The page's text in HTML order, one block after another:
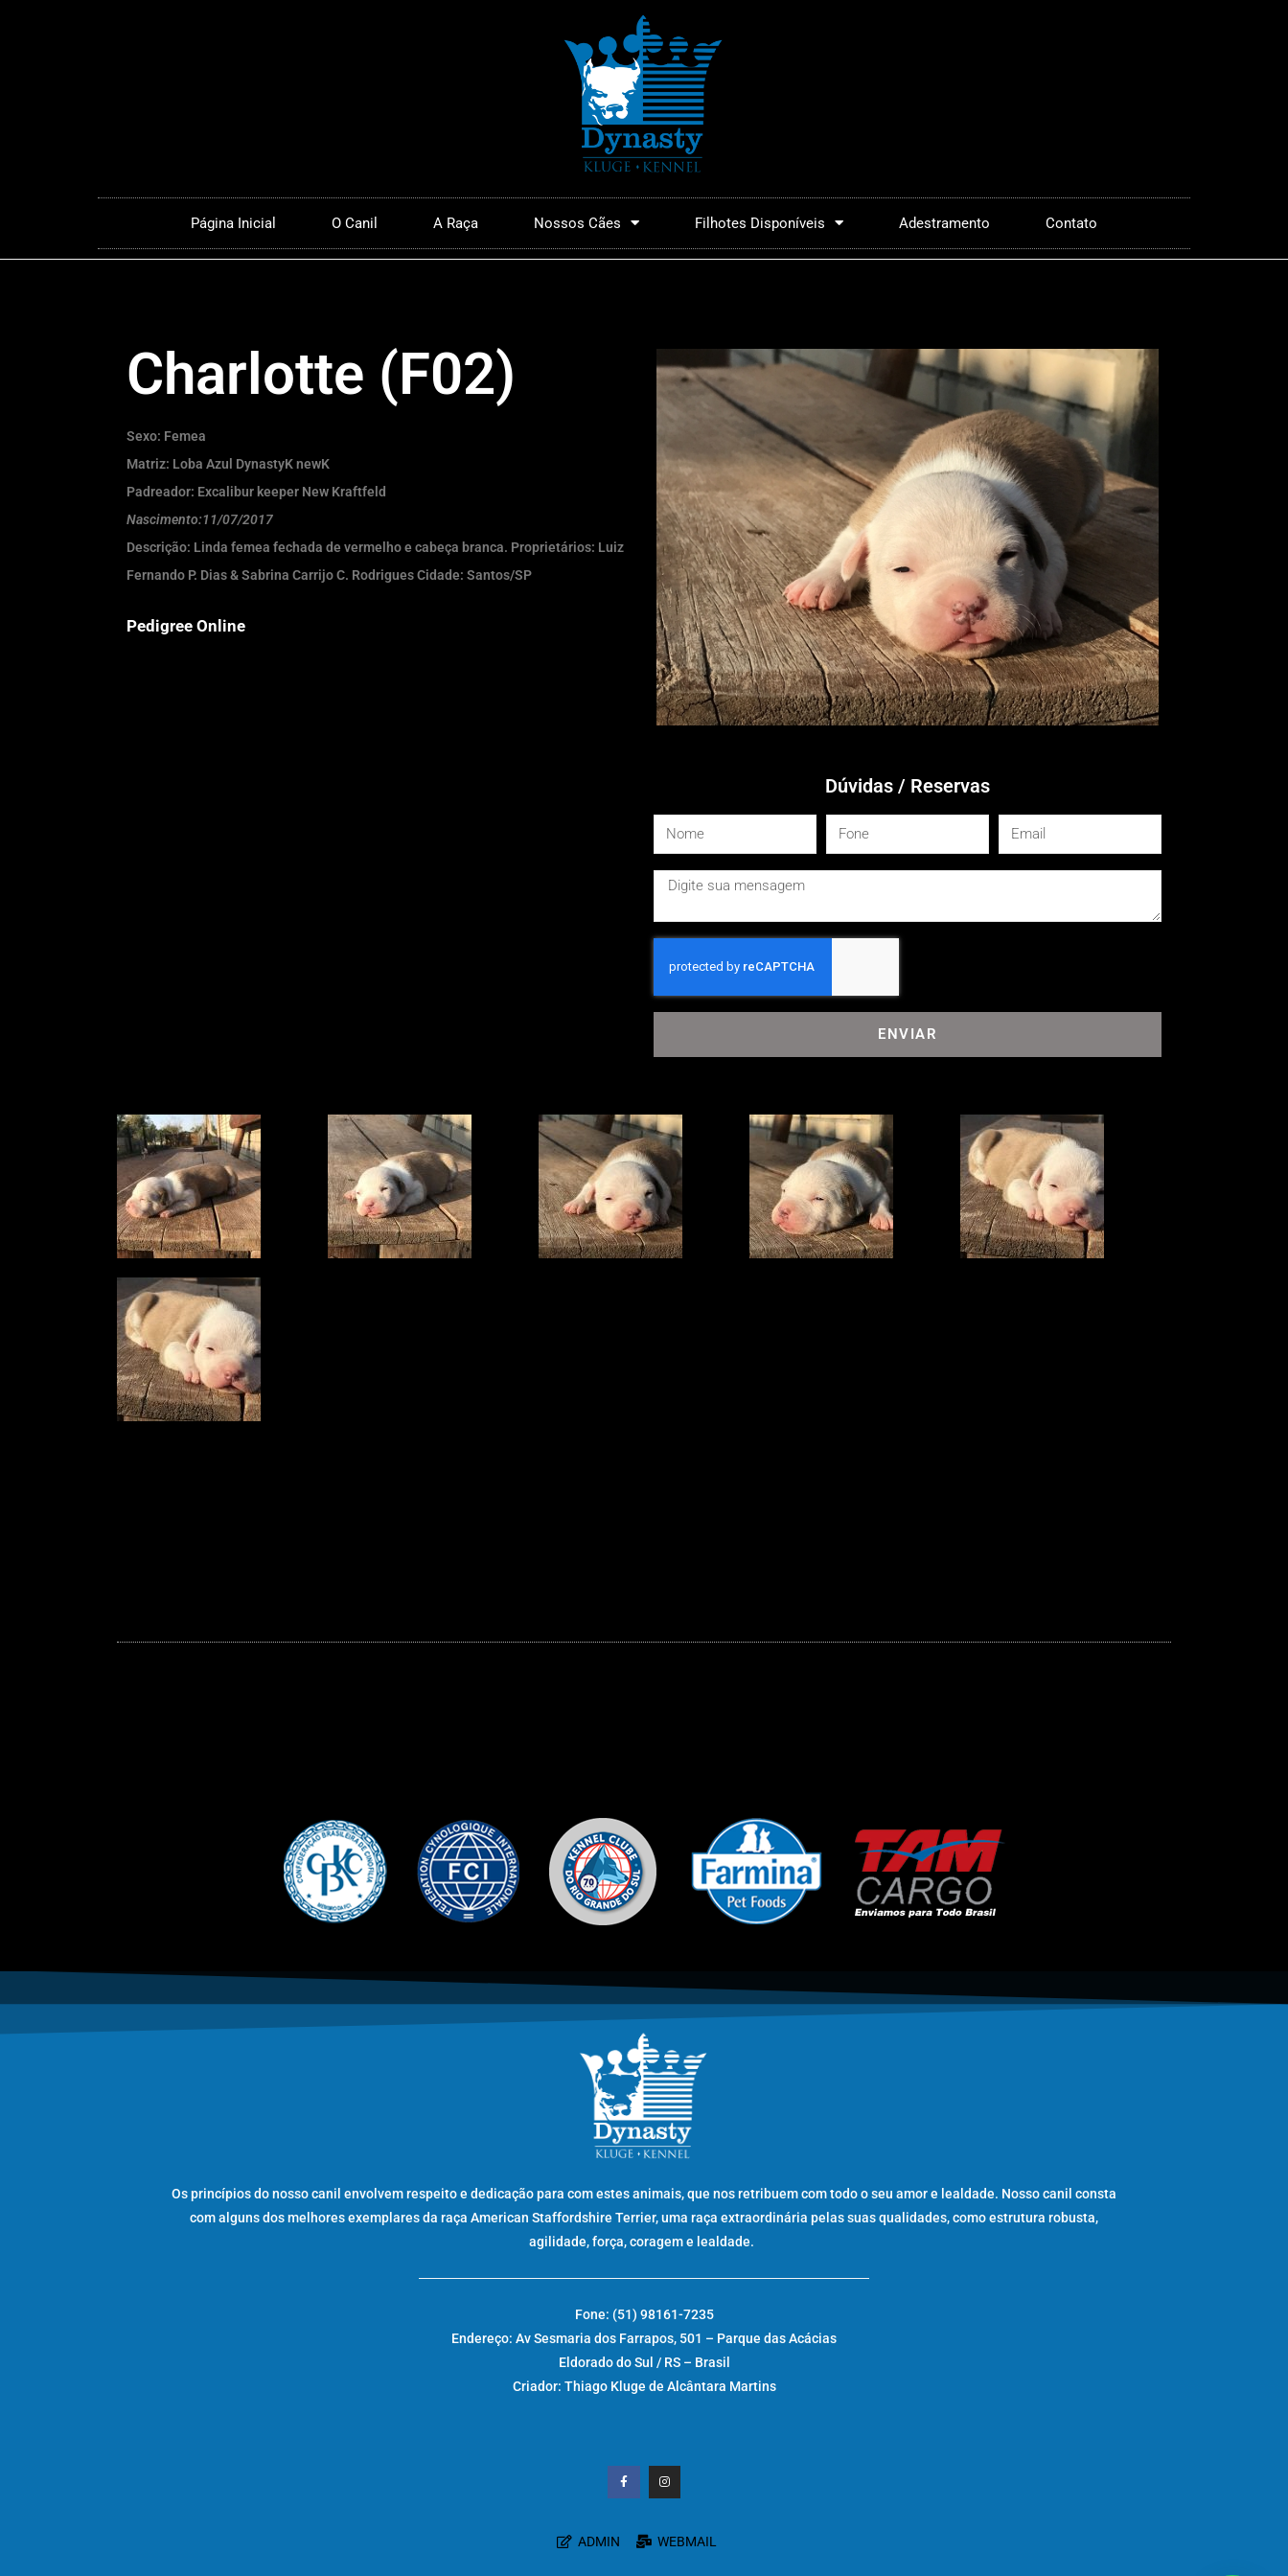
Página Inicial O Canil A Raça Nossos Cães Filhotes Disponíveis Adestramento Contato
Charlotte (F02)
Sexo: Femea
Matriz: Loba Azul DynastyK newK
Padreador: Excalibur keeper New Kraftfeld
Nascimento:11/07/2017
Descrição: Linda femea fechada de vermelho e cabeça branca. Proprietários: Luiz
Fernando P. Dias & Sabrina Carrijo C. Rodrigues Cidade: Santos/SP
Pedigree Online
Dúvidas / Reservas
ENVIAR
Os princípios do nosso canil envolvem respeito e dedicação para com estes animais, que nos retribuem com todo o seu amor e lealdade. Nosso canil consta
com alguns dos melhores exemplares da raça American Staffordshire Terrier, uma raça extraordinária pelas suas qualidades, como estrutura robusta,
agilidade, força, coragem e lealdade.
Fone: (51) 98161-7235
Endereço: Av Sesmaria dos Farrapos, 501 – Parque das Acácias
Eldorado do Sul / RS – Brasil
Criador: Thiago Kluge de Alcântara Martins
ADMIN WEBMAIL